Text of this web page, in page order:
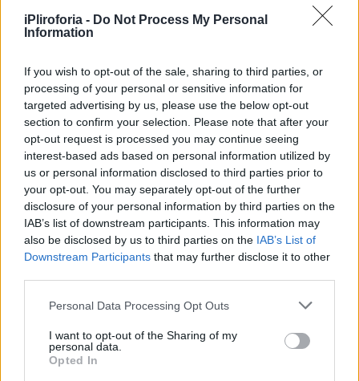
iPliroforia - Do Not Process My Personal
Information
If you wish to opt-out of the sale, sharing to third parties, or
processing of your personal or sensitive information for
targeted advertising by us, please use the below opt-out
section to confirm your selection. Please note that after your
opt-out request is processed you may continue seeing
interest-based ads based on personal information utilized by
us or personal information disclosed to third parties prior to
your opt-out. You may separately opt-out of the further
disclosure of your personal information by third parties on the
IAB’s list of downstream participants. This information may
also be disclosed by us to third parties on the IAB’s List of
Downstream Participants that may further disclose it to other
Personal Data Processing Opt Outs
I want to opt-out of the Sharing of my
personal data.
Opted In
Τα ποσά πιστώνονται στους λογαριασμούς
των δικαιούχων από το απόγευμα της